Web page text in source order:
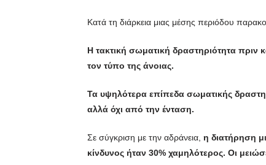
Κατά τη διάρκεια μιας μέσης περιόδου
Η τακτική σωματική δραστηριότητα πριν
τον τύπο της άνοιας.
Τα υψηλότερα επίπεδα σωματικής
αλλά όχι από την ένταση.
Σε σύγκριση με την αδράνεια, η διατήρηση
κίνδυνος ήταν 30% χαμηλότερος. Οι